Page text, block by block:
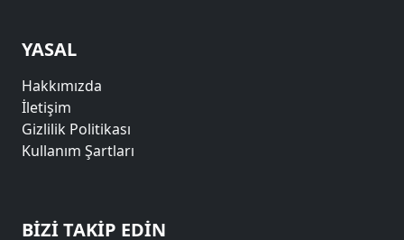
YASAL
Hakkımızda
İletişim
Gizlilik Politikası
Kullanım Şartları
BIZI TAKIP EDIN